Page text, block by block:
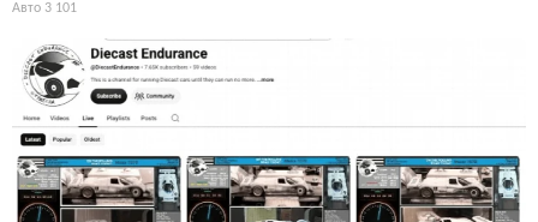
Авто 3 101